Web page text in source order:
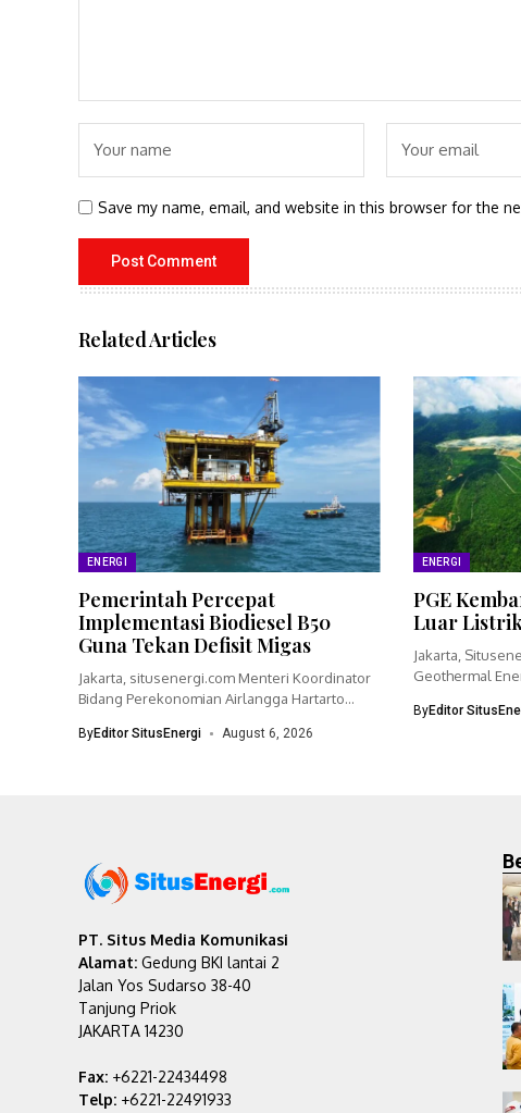
Save my name, email, and website in this browser for the
Related Articles
ENERGI
Pemerintah Percepat
Implementasi Biodiesel B50
Guna Tekan Defisit Migas
Jakarta, situsenergi.com Menteri Koordinator
Bidang Perekonomian Airlangga Hartarto
mempercepat...
ByEditor SitusEnergi August 6, 2026
ENERGI
PGE
Luar
Jakarta,
Geothermal
ByEditor
PT. Situs Media Komunikasi
Alamat: Gedung BKI lantai 2
Jalan Yos Sudarso 38-40
Tanjung Priok
JAKARTA 14230
Fax: +6221-22434498
Telp: +6221-22491933